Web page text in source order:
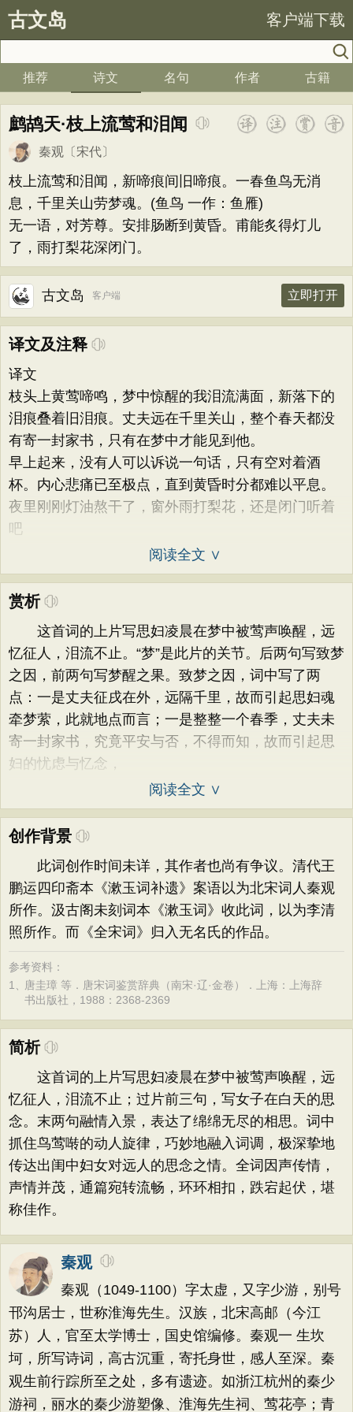
古文岛 客户端下载
推荐 诗文 名句 作者 古籍
鹧鸪天·枝上流莺和泪闻
秦观 〔宋代〕
枝上流莺和泪闻，新啼痕间旧啼痕。一春鱼鸟无消
息，千里关山劳梦魂。(鱼鸟 一作：鱼雁)
无一语，对芳尊。安排肠断到黄昏。甫能炙得灯儿
了，雨打梨花深闭门。
古文岛 客户端 立即打开
译文及注释
译文
枝头上黄莺啼鸣，梦中惊醒的我泪流满面，新落下的
泪痕叠着旧泪痕。丈夫远在千里关山，整个春天都没
有寄一封家书，只有在梦中才能见到他。
早上起来，没有人可以诉说一句话，只有空对着酒
杯。内心悲痛已至极点，直到黄昏时分都难以平息。
夜里刚刚灯油熬干了，窗外雨打梨花，还是闭门听着
吧
阅读全文 ∨
赏析
这首词的上片写思妇凌晨在梦中被莺声唤醒，远
忆征人，泪流不止。“梦”是此片的关节。后两句写致梦
之因，前两句写梦醒之果。致梦之因，词中写了两
点：一是丈夫征戌在外，远隔千里，故而引起思妇魂
牵梦萦，此就地点而言；一是整整一个春季，丈夫未
寄一封家书，究竟平安与否，不得而知，故而引起思
妇的忧虑与忆念，
阅读全文 ∨
创作背景
此词创作时间未详，其作者也尚有争议。清代王
鹏运四印斋本《漱玉词补遗》案语以为北宋词人秦观
所作。汲古阁未刻词本《漱玉词》收此词，以为李清
照所作。而《全宋词》归入无名氏的作品。
参考资料：
1、 唐圭璋 等．唐宋词鉴赏辞典（南宋·辽·金卷）．上海：上海辞
书出版社，1988：2368-2369
简析
这首词的上片写思妇凌晨在梦中被莺声唤醒，远
忆征人，泪流不止；过片前三句，写女子在白天的思
念。末两句融情入景，表达了绵绵无尽的相思。词中
抓住鸟莺啭的动人旋律，巧妙地融入词调，极深挚地
传达出闺中妇女对远人的思念之情。全词因声传情，
声情并茂，通篇宛转流畅，环环相扣，跌宕起伏，堪
称佳作。
秦观
秦观（1049-1100）字太虚，又字少游，别号
邗沟居士，世称淮海先生。汉族，北宋高邮（今江
苏）人，官至太学博士，国史馆编修。秦观一 生坎
坷，所写诗词，高古沉重，寄托身世，感人至深。秦
观生前行踪所至之处，多有遗迹。如浙江杭州的秦少
游祠，丽水的秦少游塑像、淮海先生祠、莺花亭；青